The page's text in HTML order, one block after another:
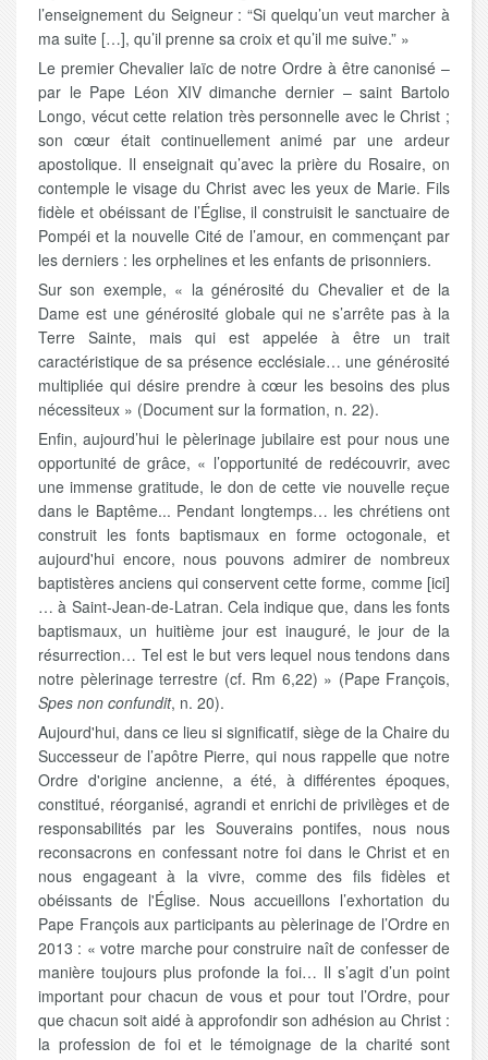
l’enseignement du Seigneur : “Si quelqu’un veut marcher à
ma suite […], qu’il prenne sa croix et qu’il me suive.” »
Le premier Chevalier laïc de notre Ordre à être canonisé –
par le Pape Léon XIV dimanche dernier – saint Bartolo
Longo, vécut cette relation très personnelle avec le Christ ;
son cœur était continuellement animé par une ardeur
apostolique. Il enseignait qu’avec la prière du Rosaire, on
contemple le visage du Christ avec les yeux de Marie. Fils
fidèle et obéissant de l’Église, il construisit le sanctuaire de
Pompéi et la nouvelle Cité de l’amour, en commençant par
les derniers : les orphelines et les enfants de prisonniers.
Sur son exemple, « la générosité du Chevalier et de la
Dame est une générosité globale qui ne s’arrête pas à la
Terre Sainte, mais qui est appelée à être un trait
caractéristique de sa présence ecclésiale… une générosité
multipliée qui désire prendre à cœur les besoins des plus
nécessiteux » (Document sur la formation, n. 22).
Enfin, aujourd’hui le pèlerinage jubilaire est pour nous une
opportunité de grâce, « l’opportunité de redécouvrir, avec
une immense gratitude, le don de cette vie nouvelle reçue
dans le Baptême... Pendant longtemps… les chrétiens ont
construit les fonts baptismaux en forme octogonale, et
aujourd'hui encore, nous pouvons admirer de nombreux
baptistères anciens qui conservent cette forme, comme [ici]
… à Saint-Jean-de-Latran. Cela indique que, dans les fonts
baptismaux, un huitième jour est inauguré, le jour de la
résurrection… Tel est le but vers lequel nous tendons dans
notre pèlerinage terrestre (cf. Rm 6,22) » (Pape François,
Spes non confundit, n. 20).
Aujourd'hui, dans ce lieu si significatif, siège de la Chaire du
Successeur de l’apôtre Pierre, qui nous rappelle que notre
Ordre d'origine ancienne, a été, à différentes époques,
constitué, réorganisé, agrandi et enrichi de privilèges et de
responsabilités par les Souverains pontifes, nous nous
reconsacrons en confessant notre foi dans le Christ et en
nous engageant à la vivre, comme des fils fidèles et
obéissants de l'Église. Nous accueillons l’exhortation du
Pape François aux participants au pèlerinage de l’Ordre en
2013 : « votre marche pour construire naît de confesser de
manière toujours plus profonde la foi… Il s’agit d’un point
important pour chacun de vous et pour tout l’Ordre, pour
que chacun soit aidé à approfondir son adhésion au Christ :
la profession de foi et le témoignage de la charité sont